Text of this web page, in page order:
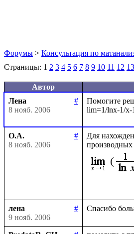
Форумы > Консультация по
Страницы: 1 2 3 4 5 6 7 8 9 10 11 12 13
Автор
Лена
#
8 нояб. 2006
Помогите
О.А.
#
8 нояб. 2006
Для
лена
#
9 нояб. 2006